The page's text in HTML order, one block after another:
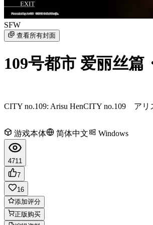
SFW
查看所有封面
109号都市 爱丽丝篇
CITY no.109: Arisu HenCITY no.109 アリ
游戏本体 简体中文 Windows
4711
7
16
添加评分
正版购买